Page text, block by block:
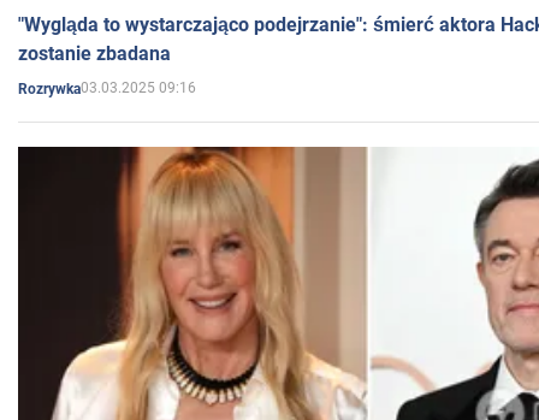
"Wygląda to wystarczająco podejrzanie": śmierć aktora
zostanie zbadana
Rozrywka03.03.2025 09:16